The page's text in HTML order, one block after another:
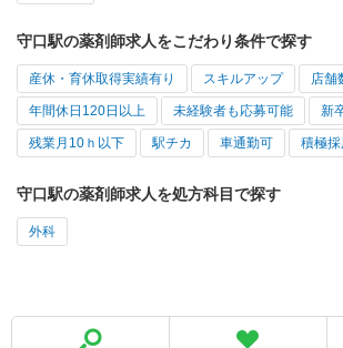
守口駅の薬剤師求人をこだわり条件で探す
産休・育休取得実績有り スキルアップ 店舗
年間休日120日以上 未経験者も応募可能 新
残業月10ｈ以下 駅チカ 車通勤可 積極採
守口駅の薬剤師求人を処方科目で探す
外科